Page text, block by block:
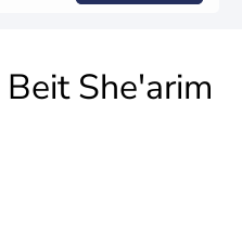
Beit She'arim